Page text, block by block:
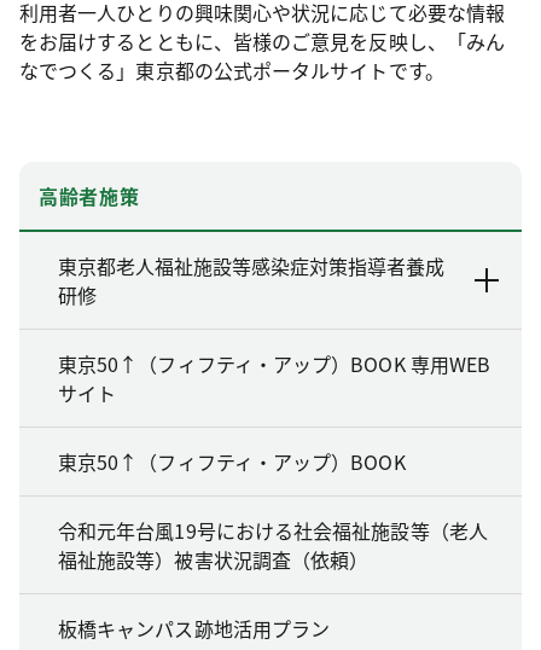
利用者一人ひとりの興味関心や状況に応じて必要な情報
をお届けするとともに、皆様のご意見を反映し、「みん
なでつくる」東京都の公式ポータルサイトです。
高齢者施策
東京都老人福祉施設等感染症対策指導者養成
研修
東京50↑（フィフティ・アップ）BOOK 専用WEB
サイト
東京50↑（フィフティ・アップ）BOOK
令和元年台風19号における社会福祉施設等（老人
福祉施設等）被害状況調査（依頼）
板橋キャンパス跡地活用プラン